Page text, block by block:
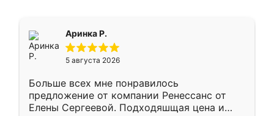
Аринка Р.
5 августа 2026
Больше всех мне понравилось
предложение от компании Ренессанс от
Елены Сергеевой. Подходяшщая цена и